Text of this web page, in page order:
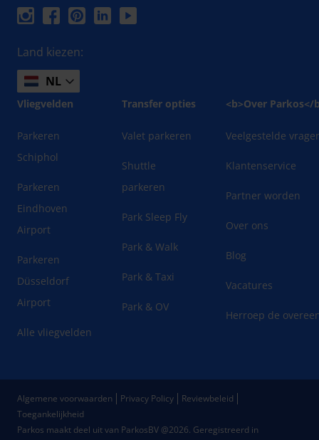
Land kiezen:
NL
Vliegvelden
Parkeren
Schiphol
Parkeren
Eindhoven
Airport
Parkeren
Düsseldorf
Airport
Alle vliegvelden
Transfer opties
Valet parkeren
Shuttle
parkeren
Park Sleep Fly
Park & Walk
Park & Taxi
Park & OV
<b>Over Parkos</
Veelgestelde
Klantenservice
Partner worden
Over ons
Blog
Vacatures
Herroep de
Parkos maakt deel uit van ParkosBV @2026. Geregistreerd in
Algemene voorwaarden Privacy Policy
Reviewbeleid
Toegankelijkheid